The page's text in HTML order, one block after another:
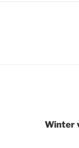
Winter